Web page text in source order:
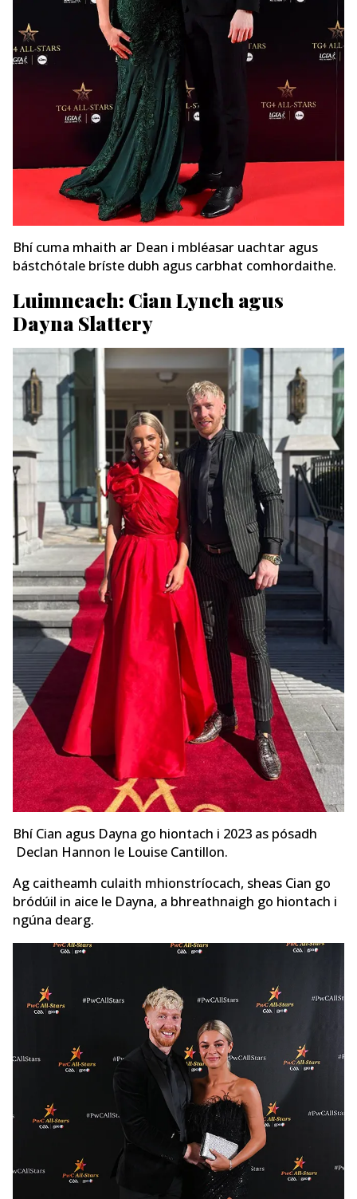
Bhí cuma mhaith ar Dean i mbléasar uachtar agus
bástchótale bríste dubh agus carbhat comhordaithe.
Luimneach: Cian Lynch agus
Dayna Slattery
Bhí Cian agus Dayna go hiontach i 2023 as pósadh
Declan Hannon le Louise Cantillon.
Ag caitheamh culaith mhionstríocach, sheas Cian go
bródúil in aice le Dayna, a bhreathnaigh go hiontach i
ngúna dearg.